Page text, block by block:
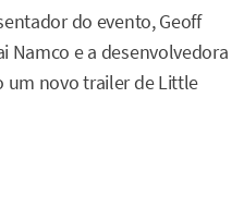
do evento, Geoff
Namco e a desenvolvedora
um novo trailer de Little